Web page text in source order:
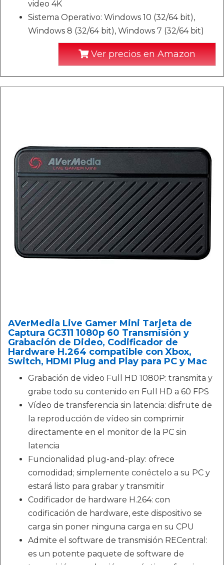
video 4K
Sistema Operativo: Windows 10 (32/64 bit),
Windows 8 (32/64 bit), Windows 7 (32/64 bit)
Ver precios en Amazon
AVerMedia Live Gamer Mini Tarjeta de
Captura GC311 1080p 60 Transmisión y
Grabación de Dideo, Codificador de
Hardware H.264 compatible con Xbox,
Switch, HDMI Plug and Play para PC y Mac
Grabación de video Full HD 1080P: transmita y
grabe todo su contenido en Full HD a 60 FPS
Vídeo de transferencia sin latencia: disfrute de
la reproducción de vídeo sin comprimir
directamente en el monitor de la PC sin
latencia
Funcionalidad plug-and-play: ofrece
comodidad; simplemente conéctelo a su PC y
estará listo para grabar y transmitir
Codificador de hardware H.264: con
codificación de hardware, este dispositivo se
carga sin poner ninguna carga en su CPU
Admite el software de transmisión RECentral:
es un potente paquete de software de